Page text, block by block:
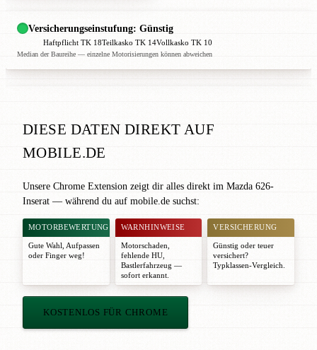
Versicherungseinstufung: Günstig
Haftpflicht TK 18Teilkasko TK 14Vollkasko TK 10
Median der Baureihe — einzelne Motorisierungen können abweichen
DIESE DATEN DIREKT AUF
MOBILE.DE
Unsere Chrome Extension zeigt dir alles direkt im Mazda 626-
Inserat — während du auf mobile.de suchst:
MOTORBEWERTUNG
Gute Wahl
Aufpassen
oder Finger weg!
WARNHINWEISE
Motorschaden,
fehlende HU,
Bastlerfahrzeug —
sofort erkannt.
VERSICHERUNG
Günstig oder teuer
versichert?
Typklassen-Vergleich.
KOSTENLOS FÜR CHROME